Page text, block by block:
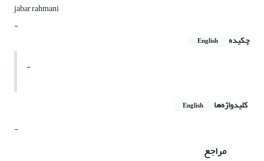
jabar rahmani
-
چکیده
English
-
کلیدواژه‌ها English
-
مراجع